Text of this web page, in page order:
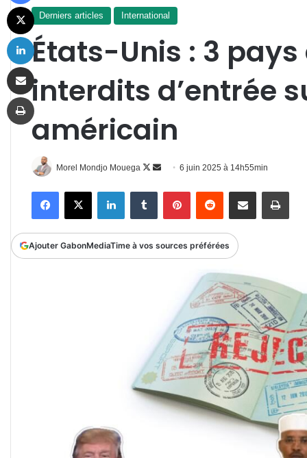
Derniers articles International
États-Unis : 3 pays
interdits d’entrée
américain
Morel Mondjo Mouega
Follow
Envoyer
courriel
6 juin 2025 à 14h55min
FacebookX LinkedinTumblr PinterestReddit Partager par email
Ajouter GabonMediaTime à vos sources préférées
X
Linkedin
Imprimer